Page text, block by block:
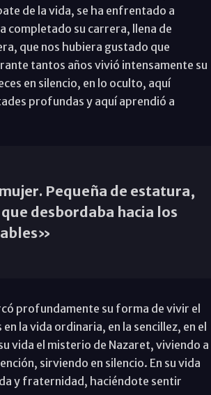
de la vida, se ha enfrentado a
completado su carrera, llena de
que nos hubiera gustado que
tantos años vivió intensamente su
en silencio, en lo oculto, aquí
profundas y aquí aprendió a
desbordaba hacia los
profundamente su forma de vivir el
la vida ordinaria, en la sencillez, en el
vida el misterio de Nazaret, viviendo a
sirviendo en silencio. En su vida
y fraternidad, haciéndote sentir